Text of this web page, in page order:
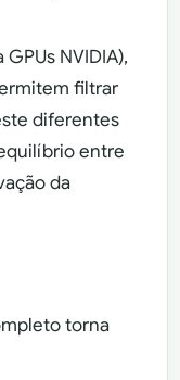
NVIDIA),
filtrar
diferentes
entre
da
torna